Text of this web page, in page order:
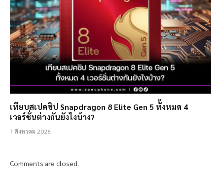
เทียบสเปคชิป Snapdragon 8 Elite Gen 5 ทั้งหมด 4
เวอร์ชั่นต่างกันยังไงบ้าง?
7 สิงหาคม 2026
Comments are closed.